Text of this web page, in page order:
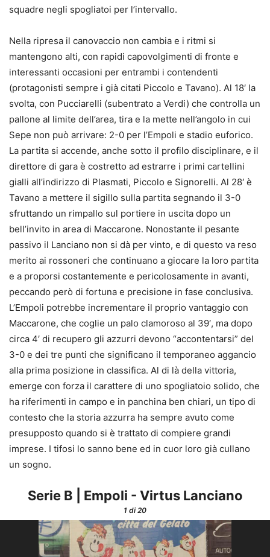
squadre negli spogliatoi per l’intervallo.
Nella ripresa il canovaccio non cambia e i ritmi si
mantengono alti, con rapidi capovolgimenti di fronte e
interessanti occasioni per entrambi i contendenti
(protagonisti sempre i già citati Piccolo e Tavano). Al 18′ la
svolta, con Pucciarelli (subentrato a Verdi) che controlla un
pallone al limite dell’area, tira e la mette nell’angolo in cui
Sepe non può arrivare: 2-0 per l’Empoli e stadio euforico.
La partita si accende, anche sotto il profilo disciplinare, e il
direttore di gara è costretto ad estrarre i primi cartellini
gialli all’indirizzo di Plasmati, Piccolo e Signorelli. Al 28′ è
Tavano a mettere il sigillo sulla partita segnando il 3-0
sfruttando un rimpallo sul portiere in uscita dopo un
bell’invito in area di Maccarone. Nonostante il pesante
passivo il Lanciano non si dà per vinto, e di questo va reso
merito ai rossoneri che continuano a giocare la loro partita
e a proporsi costantemente e pericolosamente in avanti,
peccando però di fortuna e precisione in fase conclusiva.
L’Empoli potrebbe incrementare il proprio vantaggio con
Maccarone, che coglie un palo clamoroso al 39′, ma dopo
circa 4′ di recupero gli azzurri devono “accontentarsi” del
3-0 e dei tre punti che significano il temporaneo aggancio
alla prima posizione in classifica. Al di là della vittoria,
emerge con forza il carattere di uno spogliatoio solido, che
ha riferimenti in campo e in panchina ben chiari, un tipo di
contesto che la storia azzurra ha sempre avuto come
presupposto quando si è trattato di compiere grandi
imprese. I tifosi lo sanno bene ed in cuor loro già cullano
un sogno.
Serie B | Empoli - Virtus Lanciano
1 di 20